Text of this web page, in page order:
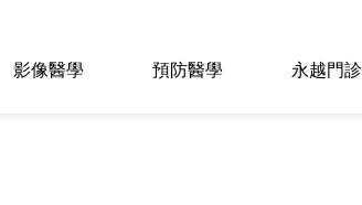
影像醫學 預防醫學 永越門診